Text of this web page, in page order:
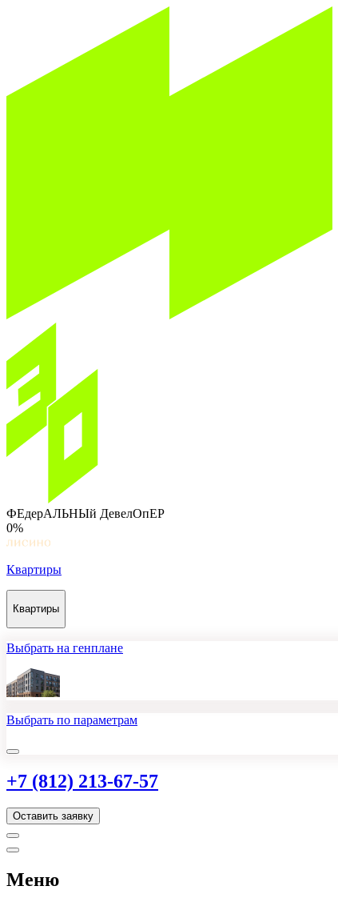
ФЕдерАЛЬНЫй ДевелОпЕР
0%
Квартиры
Квартиры
Выбрать на генплане
Выбрать по параметрам
+7 (812) 213-67-57
Оставить заявку
Меню